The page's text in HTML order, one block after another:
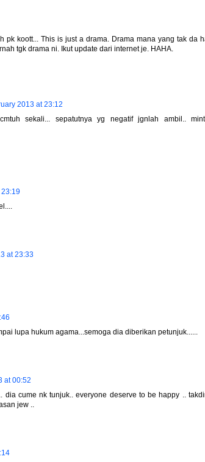
pk koott... This is just a drama. Drama mana yang tak da
tgk drama ni. Ikut update dari internet je. HAHA.
2013 at 23:12
sekali... sepatutnya yg negatif jgnlah ambil..
at 23:33
lupa hukum agama...semoga dia diberikan petunjuk......
at 00:52
dia cume nk tunjuk.. everyone deserve to be happy ..
jew ..